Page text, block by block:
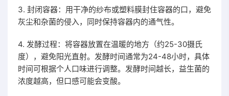
3. 封闭容器：用干净的纱布或塑料膜封住容器的口，避免
灰尘和杂菌的侵入，同时保持容器内的通气性。
4. 发酵过程：将容器放置在温暖的地方（约25-30摄氏
度），避免阳光直射。发酵时间通常为24-48小时，具体
时间可根据个人口味进行调整。发酵时间越长，益生菌的
浓度越高，但口感可能会变酸。